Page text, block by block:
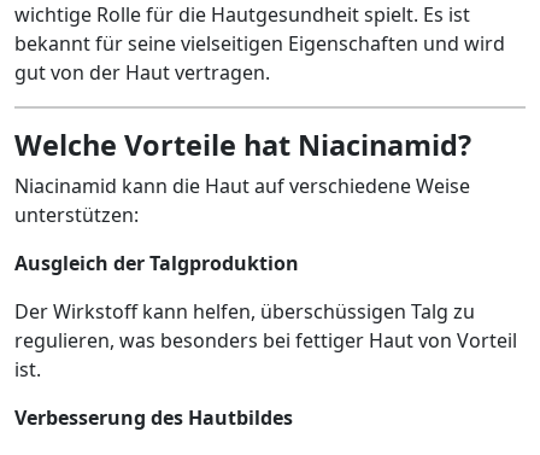
wichtige Rolle für die Hautgesundheit spielt. Es ist
bekannt für seine vielseitigen Eigenschaften und wird
gut von der Haut vertragen.
Welche Vorteile hat Niacinamid?
Niacinamid kann die Haut auf verschiedene Weise
unterstützen:
Ausgleich der Talgproduktion
Der Wirkstoff kann helfen, überschüssigen Talg zu
regulieren, was besonders bei fettiger Haut von Vorteil
ist.
Verbesserung des Hautbildes